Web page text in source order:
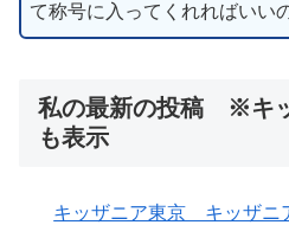
て称号に入ってくれればいい
私の最新の投稿 ※キ
も表示
キッザニア東京 キッザニ